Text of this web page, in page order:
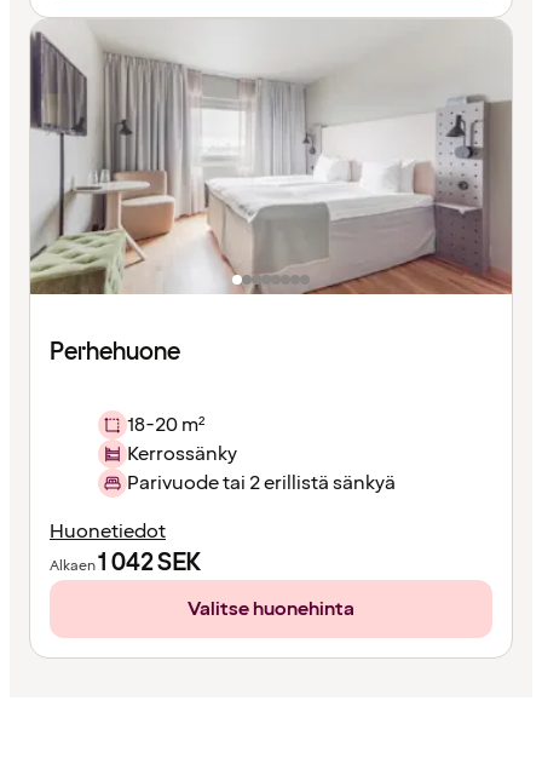
Perhehuone
18-20 m²
Kerrossänky
Parivuode tai 2 erillistä sänkyä
Huonetiedot
Alkaen1 042SEK
Valitse huonehinta